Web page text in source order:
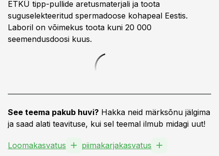
ETKÜ tipp-pullide aretusmaterjali ja toota
suguselekteeritud spermadoose kohapeal Eestis.
Laboril on võimekus toota kuni 20 000
seemendusdoosi kuus.
See teema pakub huvi? Hakka neid märksõnu jälgima
ja saad alati teavituse, kui sel teemal ilmub midagi uut!
Loomakasvatus piimakarjakasvatus